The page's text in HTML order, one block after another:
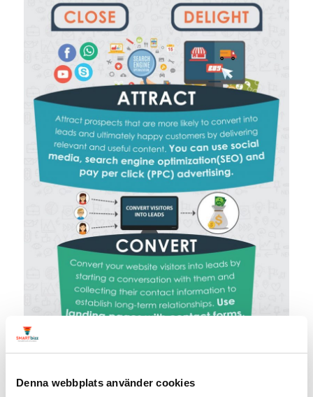
Denna webbplats använder cookies